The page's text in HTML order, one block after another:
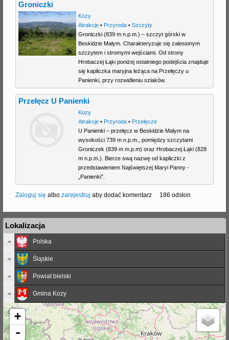
Groniczki
Kozy
Atrakcje• Przyroda• Szczyty
Groniczki (839 m n.p.m.) – szczyt górski w
Beskidzie Małym. Charakteryzuje się zalesionym
szczytem i stromymi wejściami. Od strony
Hrobaczej Łąki poniżej ostatniego podejścia znajduje
się kapliczka maryjna leżąca na Przełęczy u
Panienki, przy rozwidleniu szlaków.
Przełęcz U Panienki
Kozy
Atrakcje• Przyroda• Przełęcze
U Panienki – przełęcz w Beskidzie Małym na
wysokości 739 m n.p.m., pomiędzy szczytami
Groniczek (839 m m.p.m) oraz Hrobaczej Łąki (828
m n.p.m.). Bierze swą nazwę od kapliczki z
przedstawieniem Najświętszej Maryi Panny -
„Panienki”.
Zaloguj się albo zarejestruj aby dodać komentarz 186 odsłon
Lokalizacja
Polska
Śląskie
Powiat bielski
Gmina Kozy
+
-